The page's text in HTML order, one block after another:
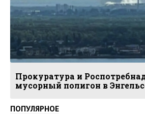
Прокуратура и
мусорный полигон в
ПОПУЛЯРНОЕ